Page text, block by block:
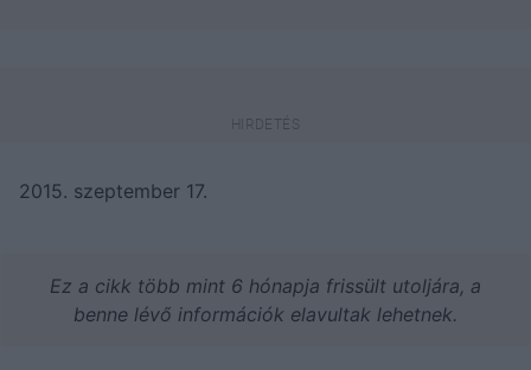
2015. szeptember 17.
Ez a cikk több mint 6 hónapja frissült utoljára, a
benne lévő információk elavultak lehetnek.